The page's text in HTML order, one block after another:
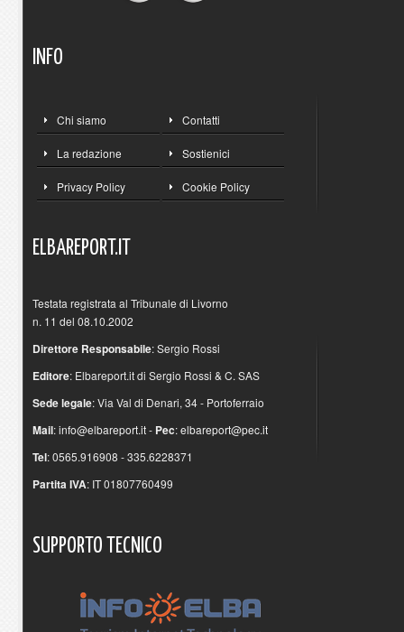
INFO
Chi siamo Contatti
La redazione Sostienici
Privacy Policy Cookie Policy
ELBAREPORT.IT
Testata registrata al Tribunale di Livorno
n. 11 del 08.10.2002
Direttore Responsabile: Sergio Rossi
Editore: Elbareport.it di Sergio Rossi & C. SAS
Sede legale: Via Val di Denari, 34 - Portoferraio
Mail:info@elbareport.it- Pec:elbareport@pec.it
Tel: 0565.916908 - 335.6228371
Partita IVA: IT 01807760499
SUPPORTO TECNICO